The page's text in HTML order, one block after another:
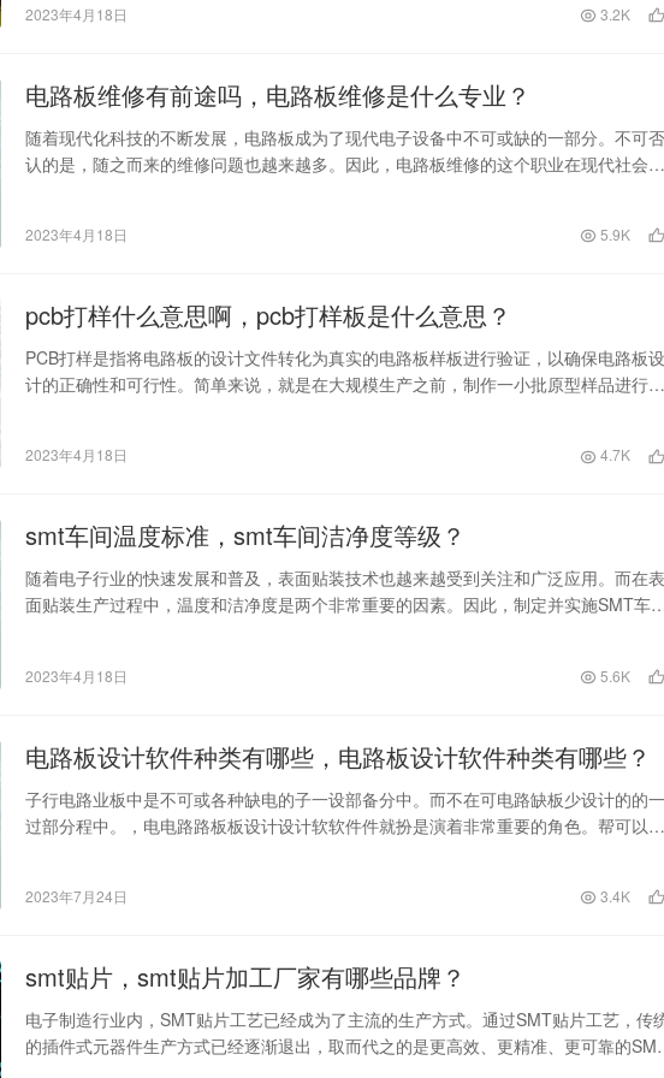
2023年4月18日 3.2K
电路板维修有前途吗，电路板维修是什么专业？
随着现代化科技的不断发展，电路板成为了现代电子设备中不可或缺的一部分。不可否
认的是，随之而来的维修问题也越来越多。因此，电路板维修的这个职业在现代社会中
2023年4月18日 5.9K
pcb打样什么意思啊，pcb打样板是什么意思？
PCB打样是指将电路板的设计文件转化为真实的电路板样板进行验证，以确保电路板设
计的正确性和可行性。简单来说，就是在大规模生产之前，制作一小批原型样品进行测
2023年4月18日 4.7K
smt车间温度标准，smt车间洁净度等级？
随着电子行业的快速发展和普及，表面贴装技术也越来越受到关注和广泛应用。而在表
面贴装生产过程中，温度和洁净度是两个非常重要的因素。因此，制定并实施SMT车
2023年4月18日 5.6K
电路板设计软件种类有哪些，电路板设计软件种类有哪些？
子行电路业板中是不可或各种缺电的子一设部备分中。而不在可电路缺板少设计的的一
过部分程中。，电电路路板板设计设计软软件件就扮是演着非常重要的角色。帮可以说
2023年7月24日 3.4K
smt贴片，smt贴片加工厂家有哪些品牌？
电子制造行业内，SMT贴片工艺已经成为了主流的生产方式。通过SMT贴片工艺，传
的插件式元器件生产方式已经逐渐退出，取而代之的是更高效、更精准、更可靠的